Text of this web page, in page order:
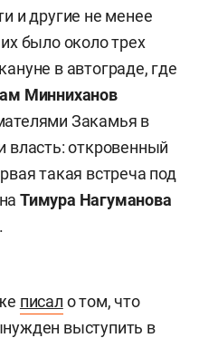
и другие не менее
было около трех
в автограде, где
Минниханов
Закамья в
власть: откровенный
такая встреча под
Тимура Нагуманова
писал о том, что
выступить в